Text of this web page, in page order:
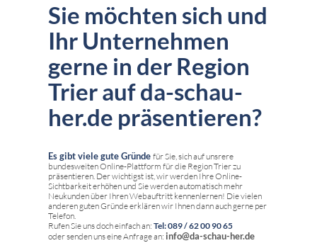
Sie möchten sich und
Ihr Unternehmen
gerne in der Region
Trier auf da-schau-
her.de präsentieren?
Es gibt viele gute Gründe für Sie, sich auf unsrere
bundesweiten Online-Plattform für die Region Trier zu
präsentieren. Der wichtigst ist, wir werden Ihre Online-
Sichtbarkeit erhöhen und Sie werden automatisch mehr
Neukunden über Ihren Webauftritt kennenlernen! Die vielen
anderen guten Gründe erklären wir Ihnen dann auch gerne per
Telefon.
Rufen Sie uns doch einfach an: Tel: 089 / 62 00 90 65
oder senden uns eine Anfrage an: info@da-schau-her.de